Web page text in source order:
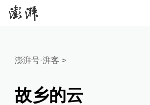
澎湃号·湃客 >
故乡的云